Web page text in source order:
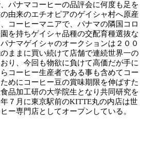
パナマコーヒーの品評会に何度も足を
由来のエチオピアのゲイシャ村へ原産
コーヒーマニアで、パナマの隣国コロ
を持ちゲイシャ品種の交配育種選抜な
ナマゲイシャのオークションは２００
ままに買い続けて店舗で連続世界一の
り、今回も物欲に負けて高価だが手に
コーヒー生産者である事も含めてコー
めにコーヒー豆の賞味期限を伸ばすた
品加工研の大学院生となり共同研究を
７月に東京駅前のKITTE丸の内店は世
ー専門店としてオープンしている。